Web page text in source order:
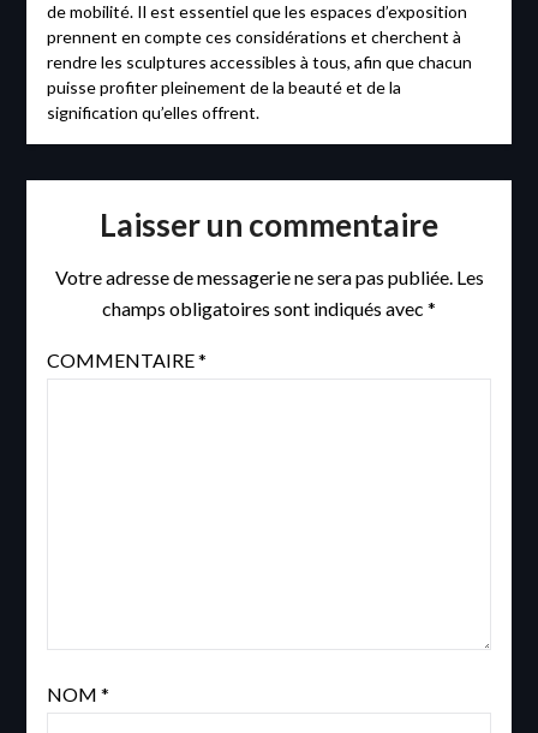
de mobilité. Il est essentiel que les espaces d’exposition
prennent en compte ces considérations et cherchent à
rendre les sculptures accessibles à tous, afin que chacun
puisse profiter pleinement de la beauté et de la
signification qu’elles offrent.
Laisser un commentaire
Votre adresse de messagerie ne sera pas publiée. Les
champs obligatoires sont indiqués avec *
COMMENTAIRE*
NOM *